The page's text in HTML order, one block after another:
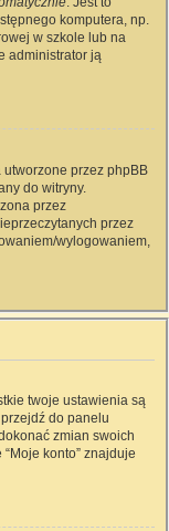
komputera, np.
w szkole lub na
administrator ją
utworzone przez phpBB
do witryny.
przez
przez
wylogowaniem,
twoje ustawienia są
do panelu
zmian swoich
konto” znajduje